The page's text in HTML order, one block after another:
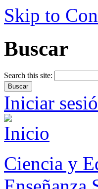
Skip to
Buscar
Search this site:
Iniciar
Ciencia y